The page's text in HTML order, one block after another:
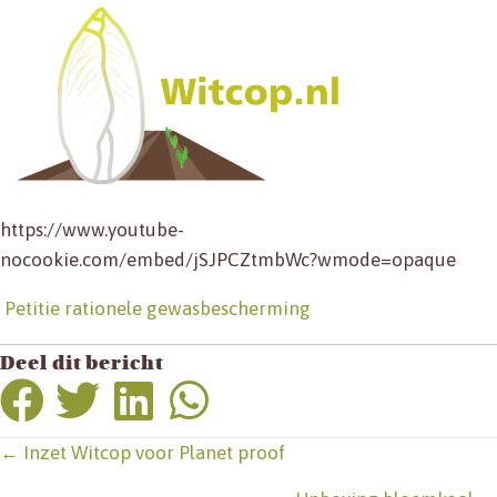
https://www.youtube-
nocookie.com/embed/jSJPCZtmbWc?wmode=opaque
Petitie rationele gewasbescherming
Deel dit bericht
Posts
← Inzet Witcop voor Planet proof